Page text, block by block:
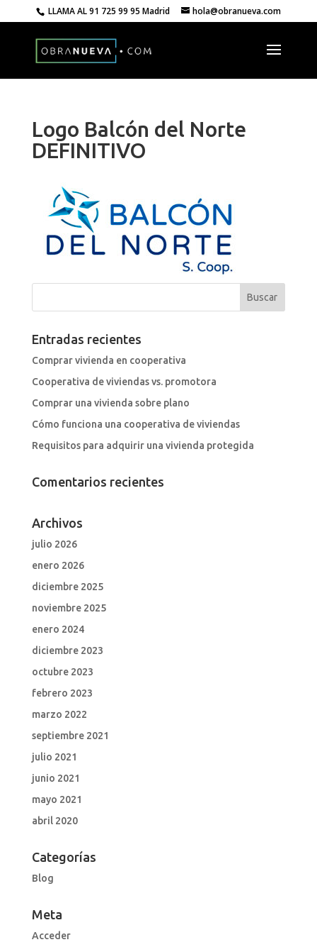
LLAMA AL91 725 99 95 Madrid hola@obranueva.com
Logo Balcón del Norte
DEFINITIVO
Entradas recientes
Comprar vivienda en cooperativa
Cooperativa de viviendas vs. promotora
Comprar una vivienda sobre plano
Cómo funciona una cooperativa de viviendas
Requisitos para adquirir una vivienda protegida
Comentarios recientes
Archivos
julio 2026
enero 2026
diciembre 2025
noviembre 2025
enero 2024
diciembre 2023
octubre 2023
febrero 2023
marzo 2022
septiembre 2021
julio 2021
junio 2021
mayo 2021
abril 2020
Categorías
Blog
Meta
Acceder